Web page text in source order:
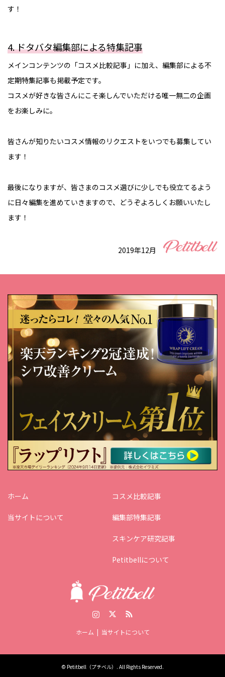
す！
4. ドタバタ編集部による特集記事
メインコンテンツの「コスメ比較記事」に加え、編集部による不
定期特集記事も掲載予定です。
コスメが好きな皆さんにこそ楽しんでいただける唯一無二の企画
をお楽しみに。
皆さんが知りたいコスメ情報のリクエストをいつでも募集してい
ます！
最後になりますが、皆さまのコスメ選びに少しでも役立てるよう
に日々編集を進めていきますので、どうぞよろしくお願いいたし
ます！
2019年12月
ホーム
当サイトについて
コスメ比較記事
編集部特集記事
スキンケア研究記事
Petitbellについて
ホーム 当サイトについて
© Petitbell（プチベル） . All Rights Reserved.